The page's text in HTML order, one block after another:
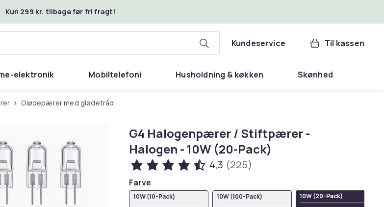
Kun 299 kr. tilbage før fri fragt!
Kundeservice Til kassen
elektronik Mobiltelefoni Husholdning & køkken Skønhed
Glødepærer med glødetråd
G4 Halogenpærer / Stiftpærer -
Halogen - 10W (20-Pack)
4,3 (225)
Farve
10W (10-Pack)
10W (100-Pack)
10W (20-Pack)